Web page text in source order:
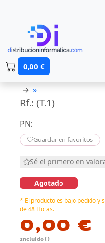
0,00 €
→ »
Rf.: (T.1)
PN:
Guardar en favoritos
Sé el primero en
Agotado
* El producto es bajo pedido y
de 48 Horas.
0,00 €
Incluido ()